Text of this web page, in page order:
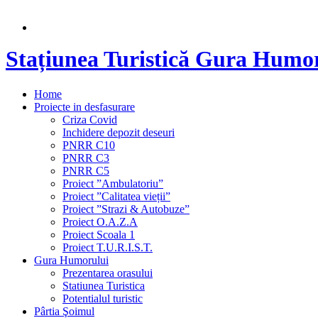
Stațiunea Turistică Gura
Home
Proiecte in desfasurare
Criza Covid
Inchidere depozit deseuri
PNRR C10
PNRR C3
PNRR C5
Proiect ”Ambulatoriu”
Proiect ”Calitatea vieții”
Proiect ”Strazi & Autobuze”
Proiect O.A.Z.A
Proiect Scoala 1
Proiect T.U.R.I.S.T.
Gura Humorului
Prezentarea orasului
Statiunea Turistica
Potentialul turistic
Pârtia Şoimul